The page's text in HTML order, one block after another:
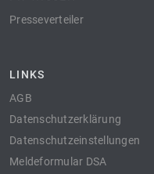
Presseverteiler
LINKS
AGB
Datenschutzerklärung
Datenschutzeinstellungen
Meldeformular DSA